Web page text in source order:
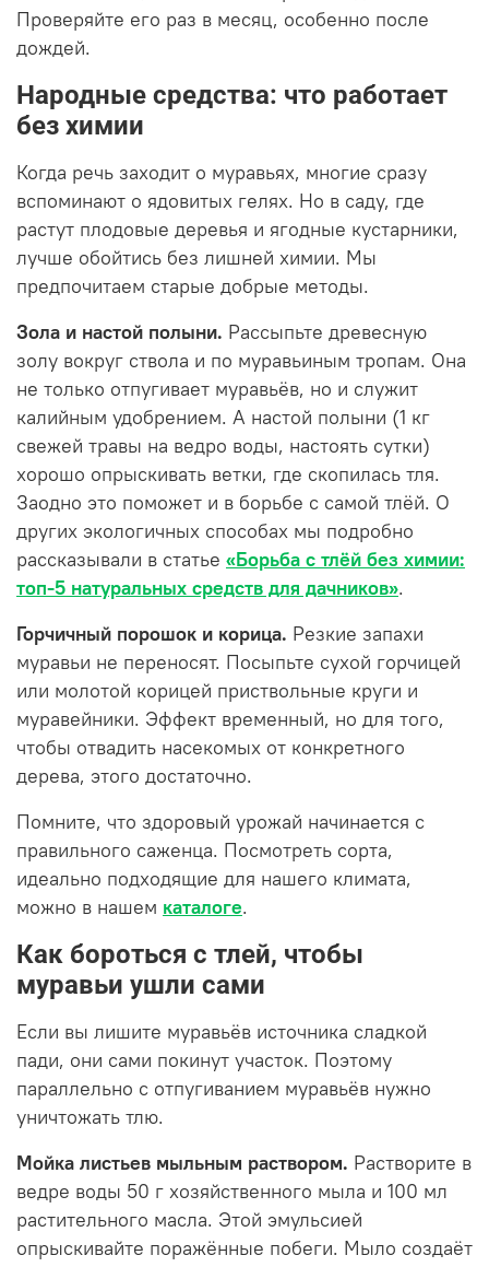
Проверяйте его раз в месяц, особенно после
дождей.
Народные средства: что работает
без химии
Когда речь заходит о муравьях, многие сразу
вспоминают о ядовитых гелях. Но в саду, где
растут плодовые деревья и ягодные кустарники,
лучше обойтись без лишней химии. Мы
предпочитаем старые добрые методы.
Зола и настой полыни. Рассыпьте древесную
золу вокруг ствола и по муравьиным тропам. Она
не только отпугивает муравьёв, но и служит
калийным удобрением. А настой полыни (1 кг
свежей травы на ведро воды, настоять сутки)
хорошо опрыскивать ветки, где скопилась тля.
Заодно это поможет и в борьбе с самой тлёй. О
других экологичных способах мы подробно
рассказывали в статье «Борьба с тлёй без химии:
топ-5 натуральных средств для дачников».
Горчичный порошок и корица. Резкие запахи
муравьи не переносят. Посыпьте сухой горчицей
или молотой корицей приствольные круги и
муравейники. Эффект временный, но для того,
чтобы отвадить насекомых от конкретного
дерева, этого достаточно.
Помните, что здоровый урожай начинается с
правильного саженца. Посмотреть сорта,
идеально подходящие для нашего климата,
можно в нашем каталоге.
Как бороться с тлей, чтобы
муравьи ушли сами
Если вы лишите муравьёв источника сладкой
пади, они сами покинут участок. Поэтому
параллельно с отпугиванием муравьёв нужно
уничтожать тлю.
Мойка листьев мыльным раствором. Растворите в
ведре воды 50 г хозяйственного мыла и 100 мл
растительного масла. Этой эмульсией
опрыскивайте поражённые побеги. Мыло создаёт